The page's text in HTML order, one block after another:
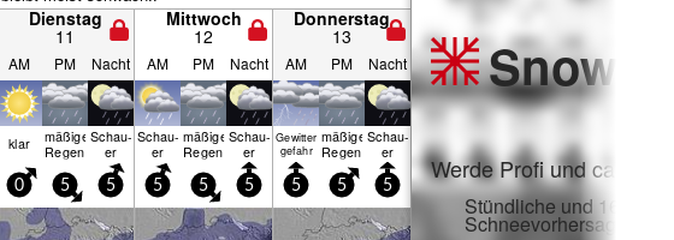
Dienstag
11
Mittwoch
12
Donnerstag
13
AM PM Nacht AM PM Nacht AM PM Nacht
klar mäßiger
Regen
Schau­
er
Schau­
er
mäßiger
Regen
Schau­
er
Gewitter
gefahr
mäßiger
Regen
Schau­
er
0 5 5 5 5 5 5 5 5
Snow
Werde Profi und carve
Stündliche und 16-Tage-
Schneevorhersagen